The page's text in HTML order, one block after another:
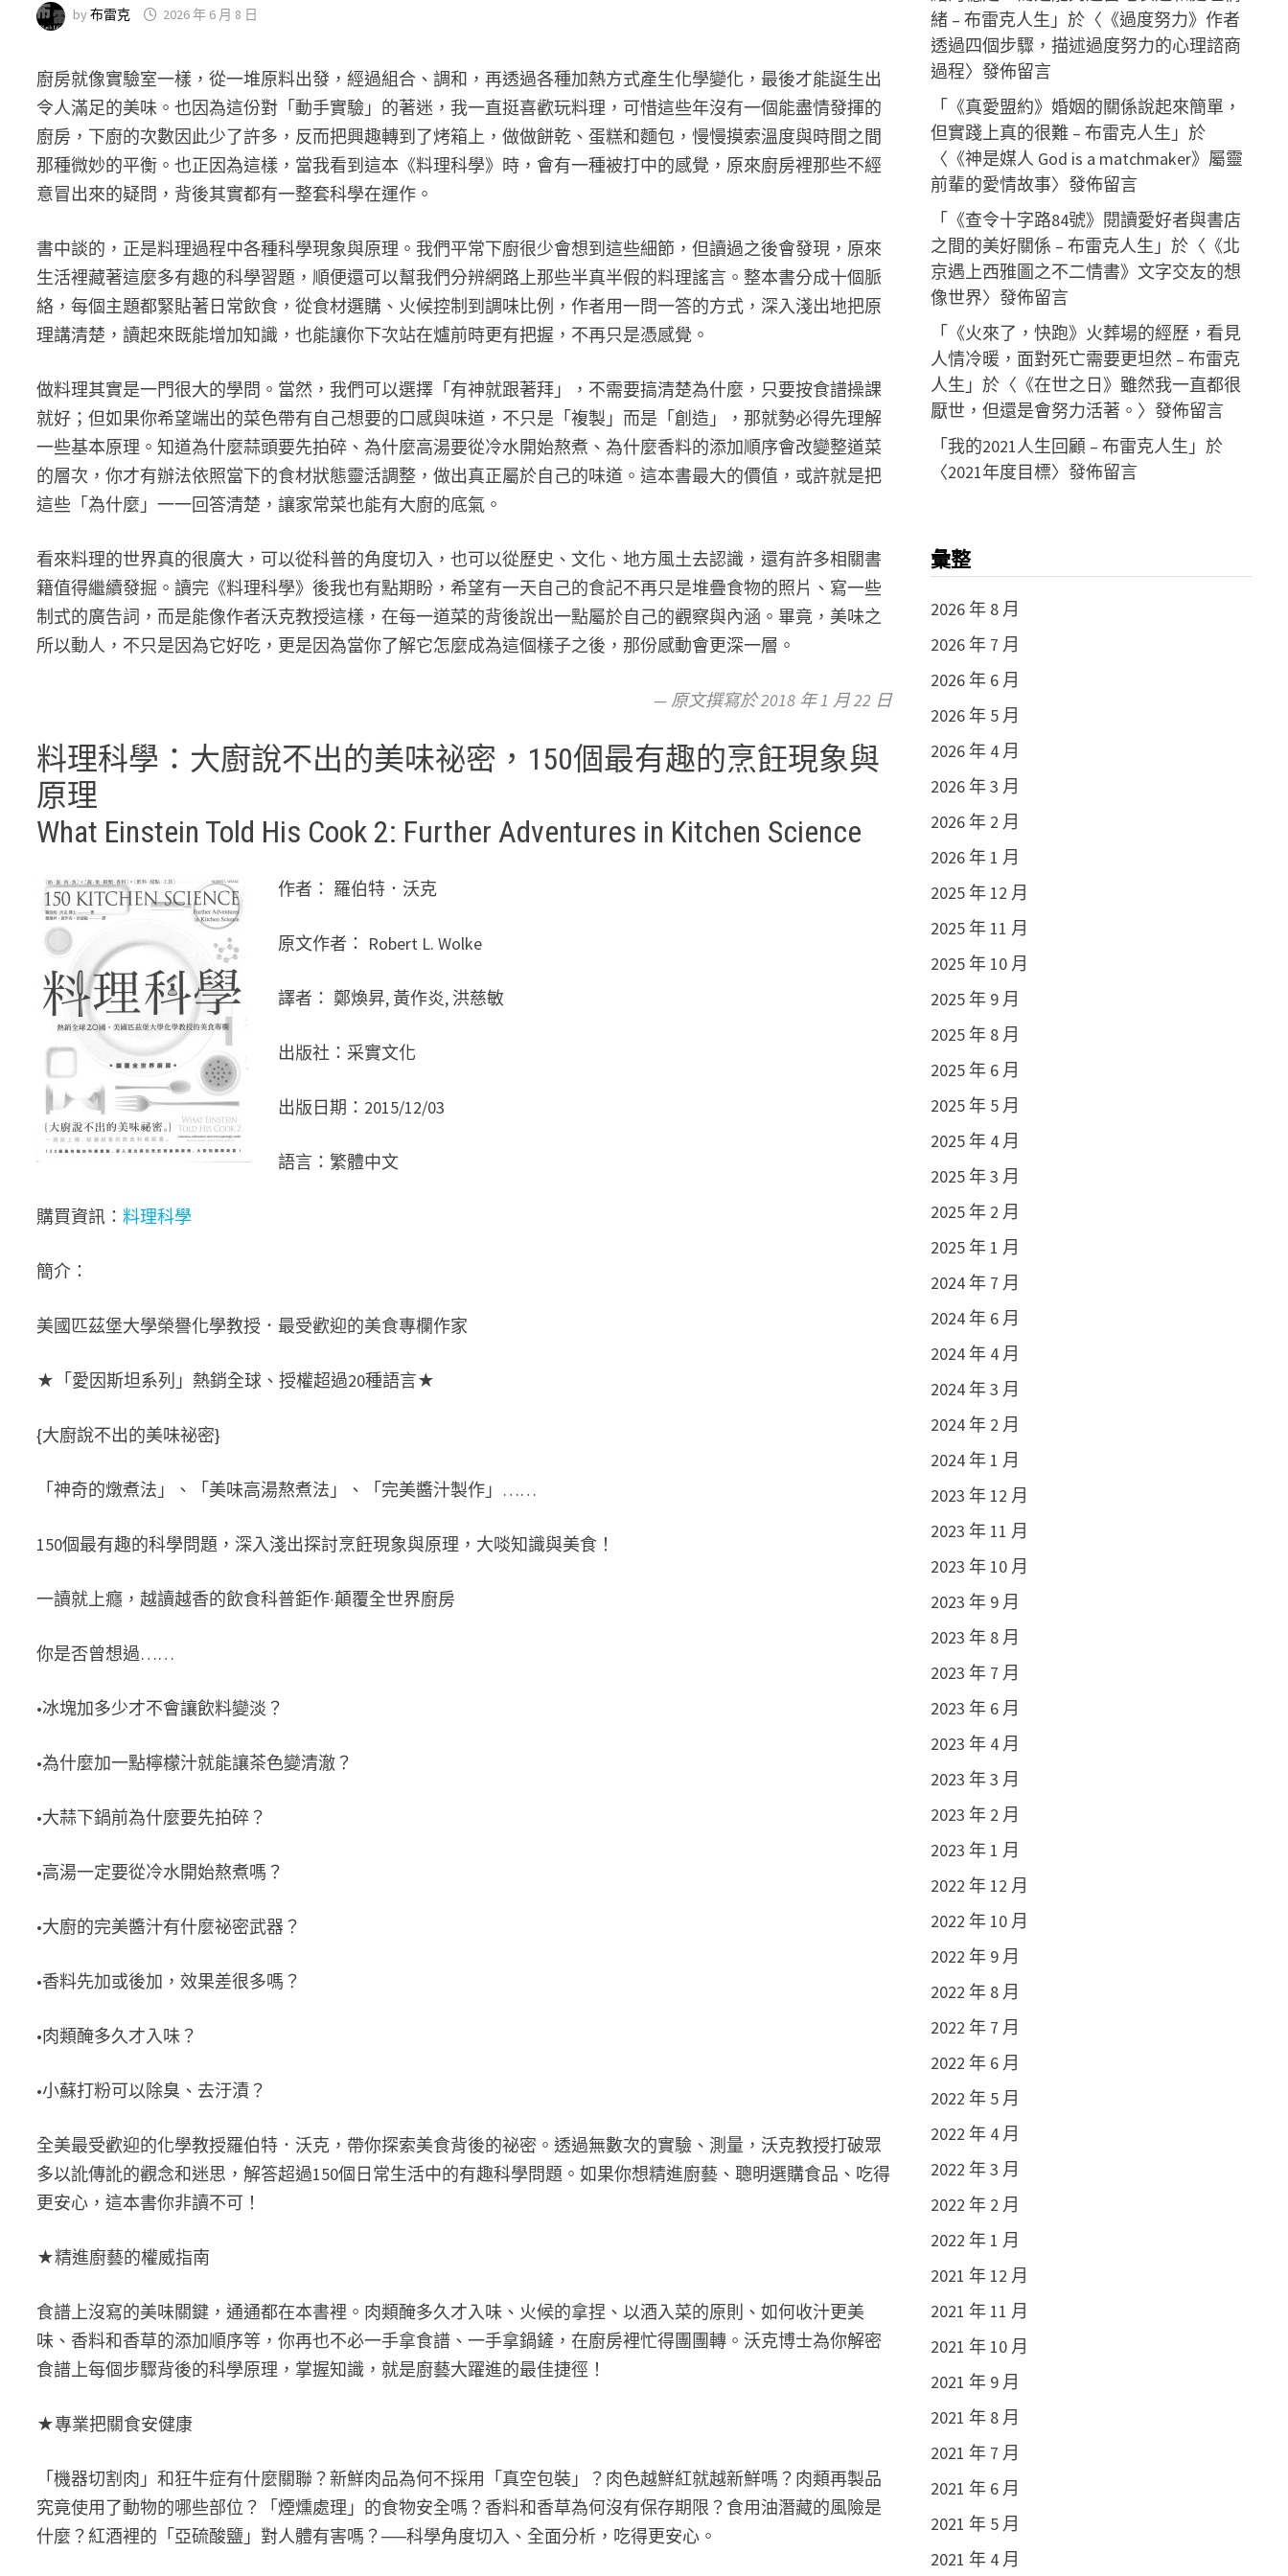
by布雷克 2026 年 6 月 8 日
廚房就像實驗室一樣，從一堆原料出發，經過組合、調和，再透過各種加熱方式產生化學變化，最後才能誕生出
令人滿足的美味。也因為這份對「動手實驗」的著迷，我一直挺喜歡玩料理，可惜這些年沒有一個能盡情發揮的
廚房，下廚的次數因此少了許多，反而把興趣轉到了烤箱上，做做餅乾、蛋糕和麵包，慢慢摸索溫度與時間之間
那種微妙的平衡。也正因為這樣，當我看到這本《料理科學》時，會有一種被打中的感覺，原來廚房裡那些不經
意冒出來的疑問，背後其實都有一整套科學在運作。
書中談的，正是料理過程中各種科學現象與原理。我們平常下廚很少會想到這些細節，但讀過之後會發現，原來
生活裡藏著這麼多有趣的科學習題，順便還可以幫我們分辨網路上那些半真半假的料理謠言。整本書分成十個脈
絡，每個主題都緊貼著日常飲食，從食材選購、火候控制到調味比例，作者用一問一答的方式，深入淺出地把原
理講清楚，讀起來既能增加知識，也能讓你下次站在爐前時更有把握，不再只是憑感覺。
做料理其實是一門很大的學問。當然，我們可以選擇「有神就跟著拜」，不需要搞清楚為什麼，只要按食譜操課
就好；但如果你希望端出的菜色帶有自己想要的口感與味道，不只是「複製」而是「創造」，那就勢必得先理解
一些基本原理。知道為什麼蒜頭要先拍碎、為什麼高湯要從冷水開始熬煮、為什麼香料的添加順序會改變整道菜
的層次，你才有辦法依照當下的食材狀態靈活調整，做出真正屬於自己的味道。這本書最大的價值，或許就是把
這些「為什麼」一一回答清楚，讓家常菜也能有大廚的底氣。
看來料理的世界真的很廣大，可以從科普的角度切入，也可以從歷史、文化、地方風土去認識，還有許多相關書
籍值得繼續發掘。讀完《料理科學》後我也有點期盼，希望有一天自己的食記不再只是堆疊食物的照片、寫一些
制式的廣告詞，而是能像作者沃克教授這樣，在每一道菜的背後說出一點屬於自己的觀察與內涵。畢竟，美味之
所以動人，不只是因為它好吃，更是因為當你了解它怎麼成為這個樣子之後，那份感動會更深一層。
— 原文撰寫於 2018 年 1 月 22 日
料理科學：大廚說不出的美味祕密，150個最有趣的烹飪現象與
原理
What Einstein Told His Cook 2: Further Adventures in Kitchen Science
作者： 羅伯特．沃克
原文作者： Robert L. Wolke
譯者： 鄭煥昇, 黃作炎, 洪慈敏
出版社：采實文化
出版日期：2015/12/03
語言：繁體中文
購買資訊：料理科學
簡介：
美國匹茲堡大學榮譽化學教授．最受歡迎的美食專欄作家
★「愛因斯坦系列」熱銷全球、授權超過20種語言★
{大廚說不出的美味祕密}
「神奇的燉煮法」、「美味高湯熬煮法」、「完美醬汁製作」……
150個最有趣的科學問題，深入淺出探討烹飪現象與原理，大啖知識與美食！
一讀就上癮，越讀越香的飲食科普鉅作‧顛覆全世界廚房
你是否曾想過……
•冰塊加多少才不會讓飲料變淡？
•為什麼加一點檸檬汁就能讓茶色變清澈？
•大蒜下鍋前為什麼要先拍碎？
•高湯一定要從冷水開始熬煮嗎？
•大廚的完美醬汁有什麼祕密武器？
•香料先加或後加，效果差很多嗎？
•肉類醃多久才入味？
•小蘇打粉可以除臭、去汙漬？
全美最受歡迎的化學教授羅伯特．沃克，帶你探索美食背後的祕密。透過無數次的實驗、測量，沃克教授打破眾
多以訛傳訛的觀念和迷思，解答超過150個日常生活中的有趣科學問題。如果你想精進廚藝、聰明選購食品、吃得
更安心，這本書你非讀不可！
★精進廚藝的權威指南
食譜上沒寫的美味關鍵，通通都在本書裡。肉類醃多久才入味、火候的拿捏、以酒入菜的原則、如何收汁更美
味、香料和香草的添加順序等，你再也不必一手拿食譜、一手拿鍋鏟，在廚房裡忙得團團轉。沃克博士為你解密
食譜上每個步驟背後的科學原理，掌握知識，就是廚藝大躍進的最佳捷徑！
★專業把關食安健康
「機器切割肉」和狂牛症有什麼關聯？新鮮肉品為何不採用「真空包裝」？肉色越鮮紅就越新鮮嗎？肉類再製品
究竟使用了動物的哪些部位？「煙燻處理」的食物安全嗎？香料和香草為何沒有保存期限？食用油潛藏的風險是
什麼？紅酒裡的「亞硫酸鹽」對人體有害嗎？──科學角度切入、全面分析，吃得更安心。
緒 – 布雷克人生 」於〈 《過度努力》作者
透過四個步驟，描述過度努力的心理諮商
過程〉發佈留言
「 《真愛盟約》婚姻的關係說起來簡單，
但實踐上真的很難 – 布雷克人生 」於
〈 《神是媒人 God is a matchmaker》屬靈
前輩的愛情故事〉發佈留言
「 《查令十字路84號》閱讀愛好者與書店
之間的美好關係 – 布雷克人生 」於〈 《北
京遇上西雅圖之不二情書》文字交友的想
像世界〉發佈留言
「 《火來了，快跑》火葬場的經歷，看見
人情冷暖，面對死亡需要更坦然 – 布雷克
人生 」於〈 《在世之日》雖然我一直都很
厭世，但還是會努力活著。 〉發佈留言
「我的2021人生回顧 – 布雷克人生 」於
〈2021年度目標〉發佈留言
彙整
2026 年 8 月
2026 年 7 月
2026 年 6 月
2026 年 5 月
2026 年 4 月
2026 年 3 月
2026 年 2 月
2026 年 1 月
2025 年 12 月
2025 年 11 月
2025 年 10 月
2025 年 9 月
2025 年 8 月
2025 年 6 月
2025 年 5 月
2025 年 4 月
2025 年 3 月
2025 年 2 月
2025 年 1 月
2024 年 7 月
2024 年 6 月
2024 年 4 月
2024 年 3 月
2024 年 2 月
2024 年 1 月
2023 年 12 月
2023 年 11 月
2023 年 10 月
2023 年 9 月
2023 年 8 月
2023 年 7 月
2023 年 6 月
2023 年 4 月
2023 年 3 月
2023 年 2 月
2023 年 1 月
2022 年 12 月
2022 年 10 月
2022 年 9 月
2022 年 8 月
2022 年 7 月
2022 年 6 月
2022 年 5 月
2022 年 4 月
2022 年 3 月
2022 年 2 月
2022 年 1 月
2021 年 12 月
2021 年 11 月
2021 年 10 月
2021 年 9 月
2021 年 8 月
2021 年 7 月
2021 年 6 月
2021 年 5 月
2021 年 4 月